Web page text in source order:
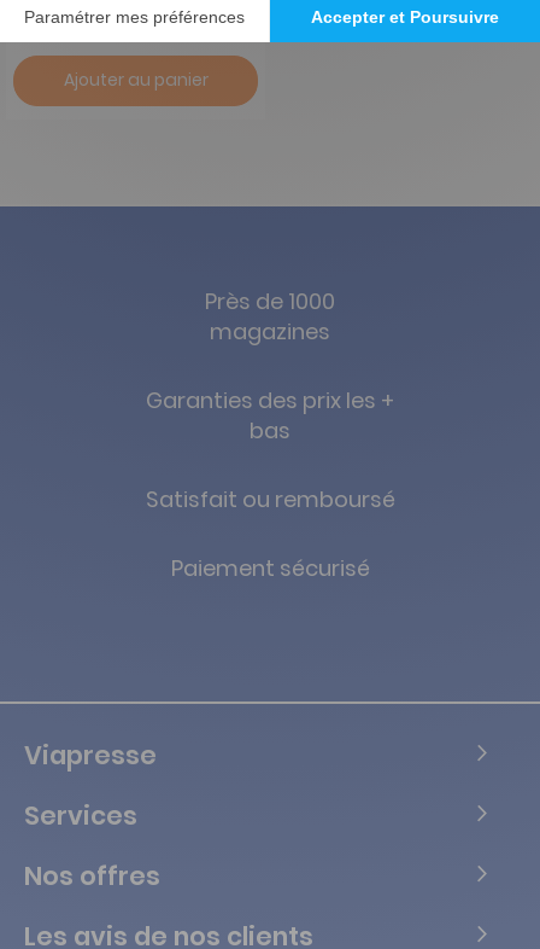
41,65 € -29%
Ajouter au panier
Près de 1000
magazines
Garanties des prix les +
bas
Satisfait ou remboursé
Paiement sécurisé
Viapresse
Services
Nos offres
Les avis de nos clients